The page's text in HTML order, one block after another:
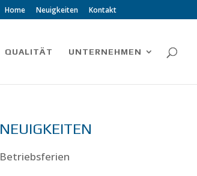
Home Neuigkeiten Kontakt
QUALITÄT UNTERNEHMEN
NEUIGKEITEN
Betriebsferien